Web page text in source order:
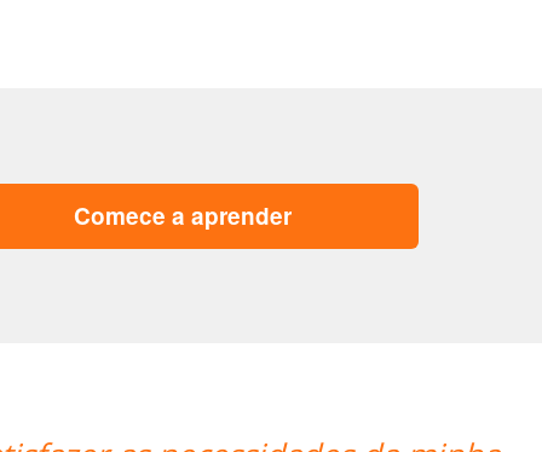
Comece a aprender